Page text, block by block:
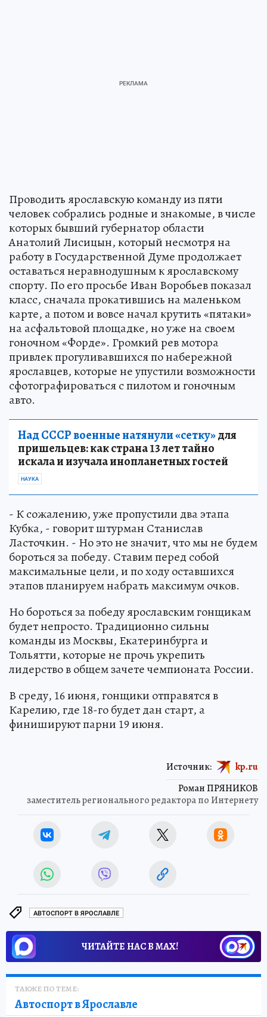
Проводить ярославскую команду из пяти
человек собрались родные и знакомые, в числе
которых бывший губернатор области
Анатолий Лисицын, который несмотря на
работу в Государственной Думе продолжает
оставаться неравнодушным к ярославскому
спорту. По его просьбе Иван Воробьев показал
класс, сначала прокатившись на маленьком
карте, а потом и вовсе начал крутить «пятаки»
на асфальтовой площадке, но уже на своем
гоночном «Форде». Громкий рев мотора
привлек прогуливавшихся по набережной
ярославцев, которые не упустили возможности
сфотографироваться с пилотом и гоночным
авто.
Над СССР военные натянули «сетку»для
пришельцев: как страна 13 лет тайно
искала и изучала инопланетных гостей
НАУКА
- К сожалению, уже пропустили два этапа
Кубка, - говорит штурман Станислав
Ласточкин. - Но это не значит, что мы не будем
бороться за победу. Ставим перед собой
максимальные цели, и по ходу оставшихся
этапов планируем набрать максимум очков.
Но бороться за победу ярославским гонщикам
будет непросто. Традиционно сильны
команды из Москвы, Екатеринбурга и
Тольятти, которые не прочь укрепить
лидерство в общем зачете чемпионата России.
В среду, 16 июня, гонщики отправятся в
Карелию, где 18-го будет дан старт, а
финишируют парни 19 июня.
Роман ПРЯНИКОВ
заместитель регионального редактора по Интернету
Источник: kp.ru
АВТОСПОРТ В ЯРОСЛАВЛЕ
ЧИТАЙТЕ НАС В МАХ!
ТАКЖЕ ПО ТЕМЕ:
Автоспорт в Ярославле